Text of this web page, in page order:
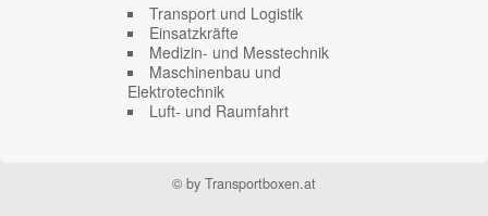
Transport und Logistik
Einsatzkräfte
Medizin- und Messtechnik
Maschinenbau und
Elektrotechnik
Luft- und Raumfahrt
© by Transportboxen.at